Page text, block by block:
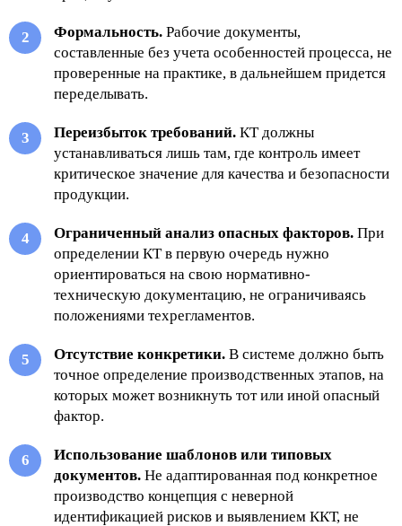
Формальность. Рабочие документы,
составленные без учета особенностей процесса, не
проверенные на практике, в дальнейшем придется
переделывать.
Переизбыток требований. КТ должны
устанавливаться лишь там, где контроль имеет
критическое значение для качества и безопасности
продукции.
Ограниченный анализ опасных факторов. При
определении КТ в первую очередь нужно
ориентироваться на свою нормативно-
техническую документацию, не ограничиваясь
положениями техрегламентов.
Отсутствие конкретики. В системе должно быть
точное определение производственных этапов, на
которых может возникнуть тот или иной опасный
фактор.
Использование шаблонов или типовых
документов. Не адаптированная под конкретное
производство концепция с неверной
идентификацией рисков и выявлением ККТ, не